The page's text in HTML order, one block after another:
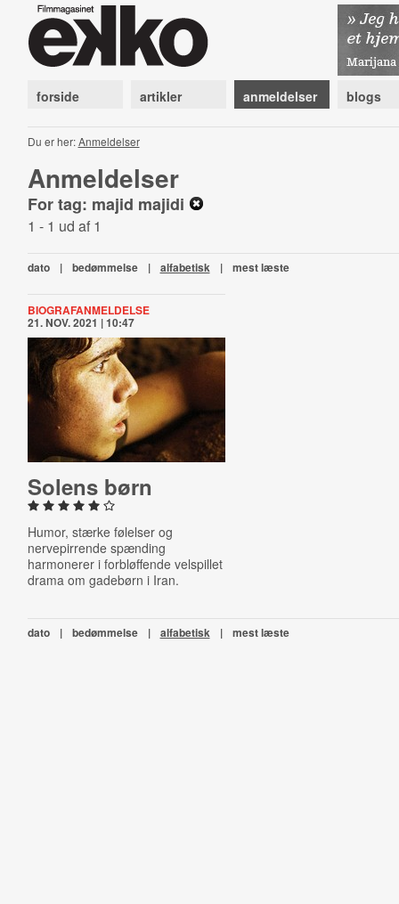
forside artikler anmeldelser blogs
Du er her:Anmeldelser
Anmeldelser
For tag: majid majidi
1 - 1 ud af 1
dato | bedømmelse | alfabetisk | mest læste
BIOGRAFANMELDELSE
21. NOV. 2021 | 10:47
Solens børn
Humor, stærke følelser og
nervepirrende spænding
harmonerer i forbløffende velspillet
drama om gadebørn i Iran.
dato | bedømmelse | alfabetisk | mest læste